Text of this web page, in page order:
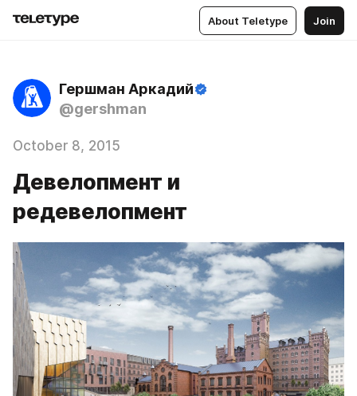
About Teletype Join
Гершман Аркадий
@gershman
October 8, 2015
Девелопмент и
редевелопмент